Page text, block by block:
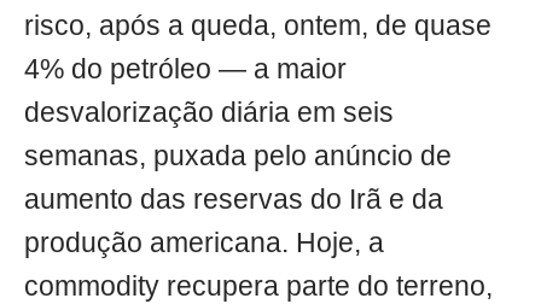
risco, após a queda, ontem, de quase
4% do petróleo — a maior
desvalorização diária em seis
semanas, puxada pelo anúncio de
aumento das reservas do Irã e da
produção americana. Hoje, a
commodity recupera parte do terreno,